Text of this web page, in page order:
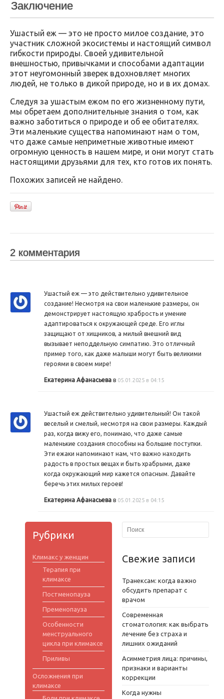
Заключение
Ушастый еж — это не просто милое создание, это
участник сложной экосистемы и настоящий символ
гибкости природы. Своей удивительной
внешностью, привычками и способами адаптации
этот неугомонный зверек вдохновляет многих
людей, не только в дикой природе, но и в их домах.
Следуя за ушастым ежом по его жизненному пути,
мы обретаем дополнительные знания о том, как
важно заботиться о природе и об ее обитателях.
Эти маленькие существа напоминают нам о том,
что даже самые неприметные животные имеют
огромную ценность в нашем мире, и они могут стать
настоящими друзьями для тех, кто готов их понять.
Похожих записей не найдено.
2 комментария
Ушастый еж — это действительно удивительное
создание! Несмотря на свои маленькие размеры, он
демонстрирует настоящую храбрость и умение
адаптироваться к окружающей среде. Его иглы
защищают от хищников, а милый внешний вид
вызывает неподдельную симпатию. Это отличный
пример того, как даже малыши могут быть великими
героями в своем мире!
Екатерина Афанасьева в 05.01.2025 в 04:15
Ушастый еж действительно удивительный! Он такой
веселый и смелый, несмотря на свои размеры. Каждый
раз, когда вижу его, понимаю, что даже самые
маленькие создания способны на большие поступки.
Эти ежаки напоминают нам, что важно находить
радость в простых вещах и быть храбрыми, даже
когда окружающий мир кажется опасным. Давайте
беречь этих милых героев!
Екатерина Афанасьева в 05.01.2025 в 04:15
Рубрики
Климакс у женщин
Терапия при
климаксе
Постменопауза
Пременопауза
Особенности
менструального
цикла при климаксе
Приливы
Осложнения при
климаксе
Свежие записи
Транексам: когда важно
обсудить препарат с
врачом
Современная
стоматология: как выбрать
лечение без страха и
лишних ожиданий
Асимметрия лица: причины,
признаки и варианты
коррекции
Когда нужны